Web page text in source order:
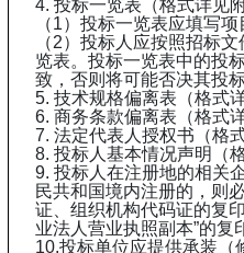
4. 投标一览表（格式详见附
（1）投标一览表应填写项
（2）投标人应按照招标
览表。投标一览表中的投
致，否则将可能否决其投标
5. 技术规格偏离表（格式
6. 商务条款偏离表（格式
7. 法定代表人授权书（格
8. 投标人基本情况声明（
9. 投标人在注册地的相关
民共和国境内注册的，则
证、组织机构代码证的复
业法人营业执照副本”的复
10.投标单位应提供承装（